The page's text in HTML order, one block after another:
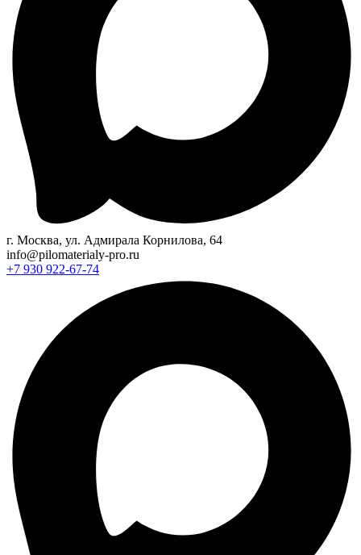
г. Москва, ул. Адмирала Корнилова, 64
info@pilomaterialy-pro.ru
+7 930 922-67-74